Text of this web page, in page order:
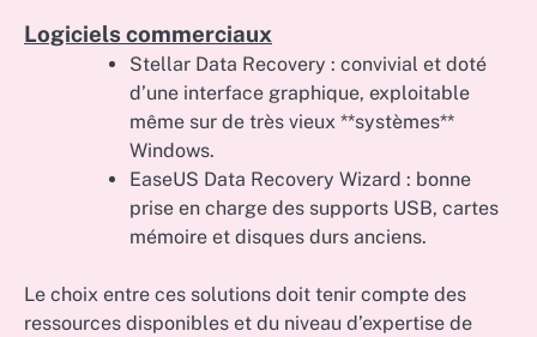
Logiciels commerciaux
Stellar Data Recovery : convivial et doté
d’une interface graphique, exploitable
même sur de très vieux **systèmes**
Windows.
EaseUS Data Recovery Wizard : bonne
prise en charge des supports USB, cartes
mémoire et disques durs anciens.
Le choix entre ces solutions doit tenir compte des
ressources disponibles et du niveau d’expertise de